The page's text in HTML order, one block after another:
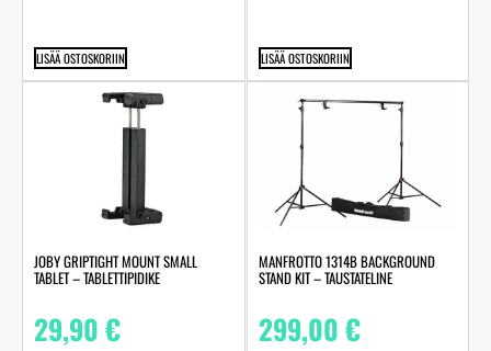
LISÄÄ OSTOSKORIIN LISÄÄ OSTOSKORIIN
JOBY GRIPTIGHT MOUNT SMALL
TABLET – TABLETTIPIDIKE
29,90€
MANFROTTO 1314B BACKGROUND
STAND KIT – TAUSTATELINE
299,00€